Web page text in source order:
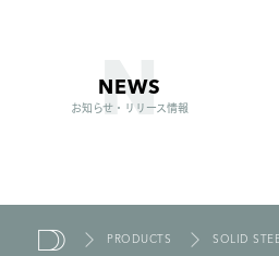
NEWS
お知らせ・リリース情報
PRODUCTS SOLID